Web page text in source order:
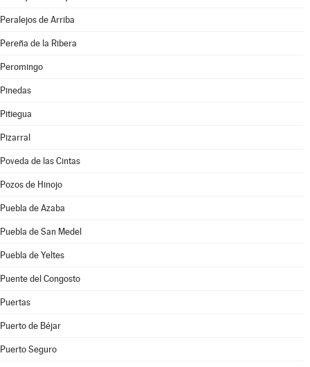
Peralejos de Arriba
Pereña de la Ribera
Peromingo
Pinedas
Pitiegua
Pizarral
Poveda de las Cintas
Pozos de Hinojo
Puebla de Azaba
Puebla de San Medel
Puebla de Yeltes
Puente del Congosto
Puertas
Puerto de Béjar
Puerto Seguro